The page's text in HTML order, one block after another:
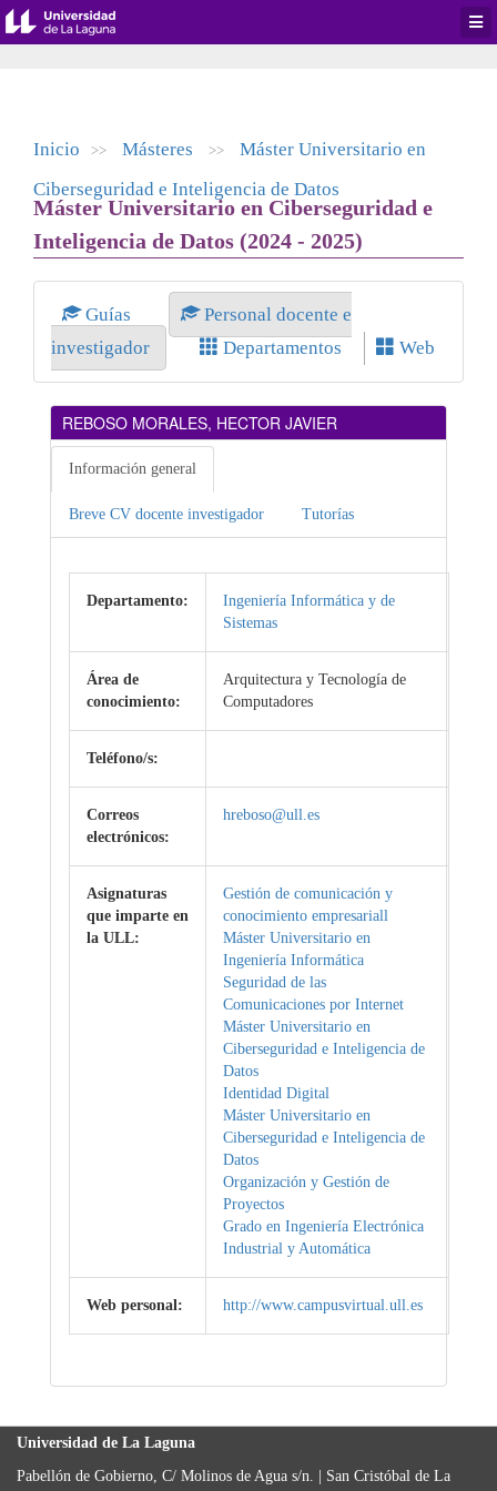
Inicio >> Másteres >>
Máster Universitario en
Ciberseguridad e Inteligencia de Datos
Máster Universitario en Ciberseguridad e
Inteligencia de Datos (2024 - 2025)
Guías
Personal docente e
investigador
Departamentos Web
REBOSO MORALES, HECTOR JAVIER
Información general
Breve CV docente investigador Tutorías
Departamento:
Ingeniería Informática y de
Sistemas
Área de
conocimiento:
Arquitectura y Tecnología de
Computadores
Teléfono/s:
Correos
electrónicos:
hreboso@ull.es
Asignaturas
que imparte en
la ULL:
Gestión de comunicación y
conocimiento empresariall
Máster Universitario en
Ingeniería Informática
Seguridad de las
Comunicaciones por Internet
Máster Universitario en
Ciberseguridad e Inteligencia de
Datos
Identidad Digital
Máster Universitario en
Ciberseguridad e Inteligencia de
Datos
Organización y Gestión de
Proyectos
Grado en Ingeniería Electrónica
Industrial y Automática
Web personal: http://www.campusvirtual.ull.es
Universidad de La Laguna
Pabellón de Gobierno, C/ Molinos de Agua s/n. | San Cristóbal de La